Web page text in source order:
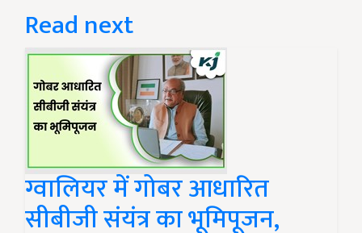
Read next
ग्वालियर में गोबर आधारित
सीबीजी संयंत्र का भूमिपूजन,